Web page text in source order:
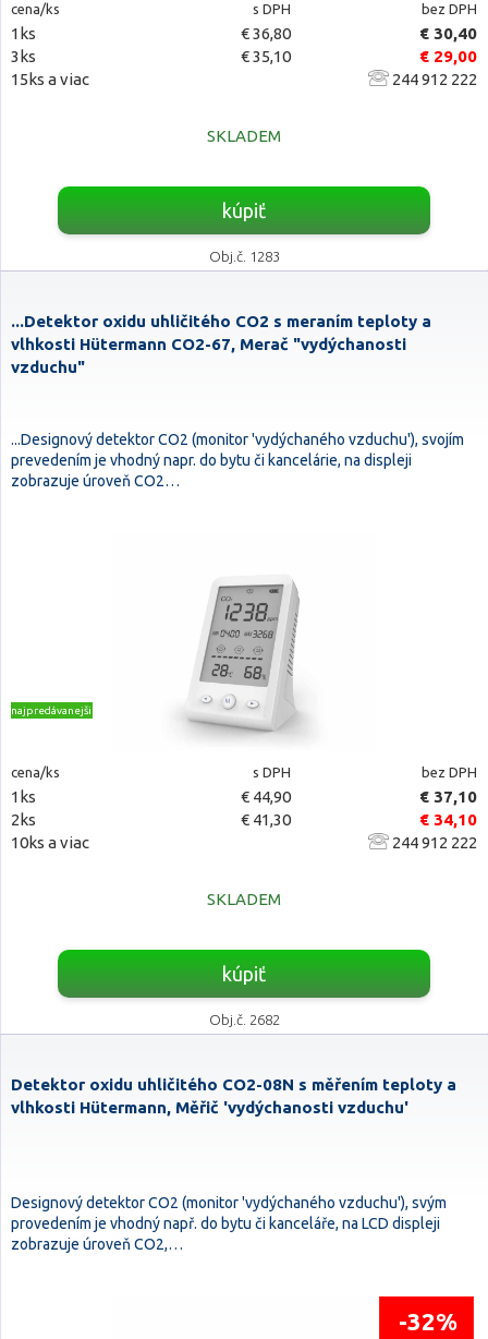
cena/ks s DPH bez DPH
1ks € 36,80
€ 30,40
3ks
€ 35,10
€ 29,00
15ks a viac
244 912 222
SKLADEM
kúpiť
Obj.č. 1283
...Detektor oxidu uhličitého CO2 s meraním teploty a
vlhkosti Hütermann CO2-67, Merač "vydýchanosti
vzduchu"
...Designový detektor CO2 (monitor 'vydýchaného vzduchu'), svojím
prevedením je vhodný napr. do bytu či kancelárie, na displeji
zobrazuje úroveň CO2…
najpredávanejšie
cena/ks s DPH bez DPH
1ks € 44,90
€ 37,10
2ks
€ 41,30
€ 34,10
10ks a viac
244 912 222
SKLADEM
kúpiť
Obj.č. 2682
Detektor oxidu uhličitého CO2-08N s měřením teploty a
vlhkosti Hütermann, Měřič 'vydýchanosti vzduchu'
Designový detektor CO2 (monitor 'vydýchaného vzduchu'), svým
provedením je vhodný např. do bytu či kanceláře, na LCD displeji
zobrazuje úroveň CO2,…
-32%